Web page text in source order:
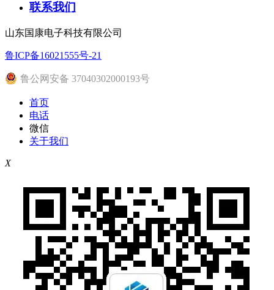
联系我们
山东国康电子科技有限公司
鲁ICP备16021555号-21
鲁公网安备 37040302000193号
首页
电话
微信
关于我们
X